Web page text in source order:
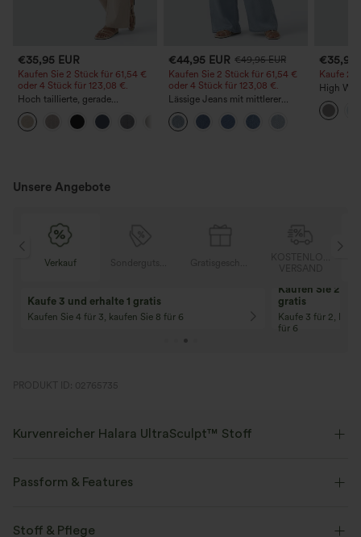
€35,95 EUR
Kaufen Sie 2 Stück für 61,54 €
oder 4 Stück für 123,08 €.
Hoch taillierte, gerade
geschnittene, legere Leinen-
Optik-Hose mit Taschen
€44,95 EUR €49,95 EUR
Kaufen Sie 2 Stück für 61,54 €
oder 4 Stück für 123,08 €.
Lässige Jeans mit mittlerer
Bundhöhe, Kordelzug und
Taschen
€35,95
Kaufe 2,
High
Straight
Unsere Angebote
10% Rabatt
Ab einem Bestellwert von 107,00 €!
Code: Aug2026
12% Rabatt
Ab einem
Code: Aug2026
PRODUKT ID: 02765735
Kurvenreicher Halara UltraSculpt™ Stoff
Passform & Features
Stoff & Pflege